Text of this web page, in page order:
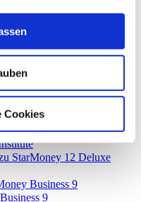
Cookies
Basic
Basic
StarMoney 12 Basic
Deluxe
Deluxe
StarMoney 12 Deluxe
Business 9
9